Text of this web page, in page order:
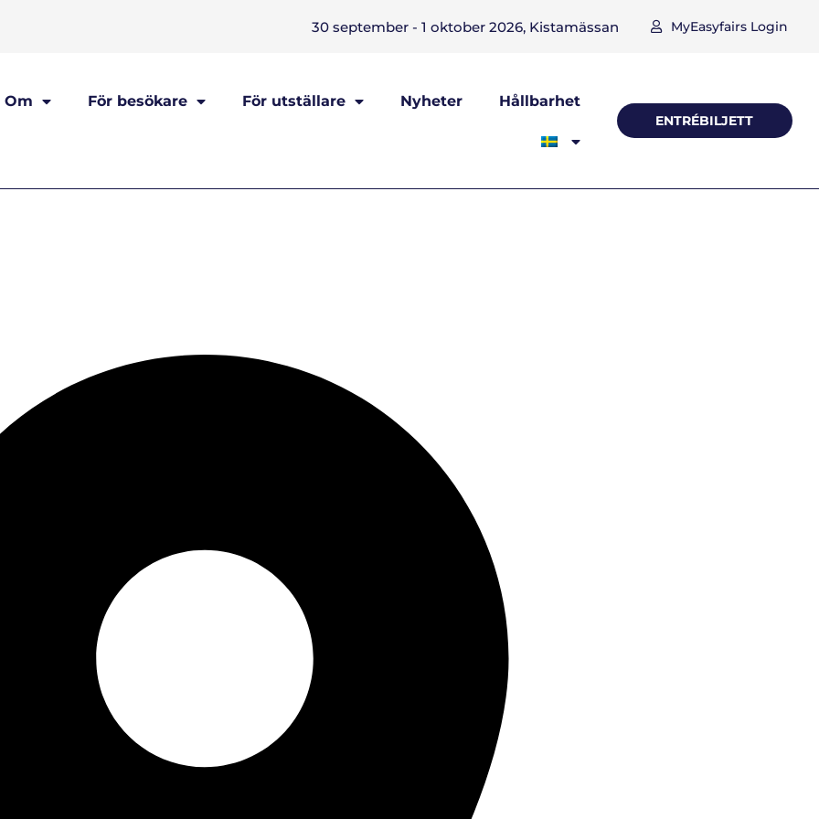
30 september - 1 oktober 2026, Kistamässan MyEasyfairs Login
Om För besökare För utställare Nyheter Hållbarhet
ENTRÉBILJETT